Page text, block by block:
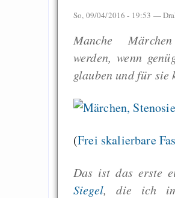
So, 09/04/2016 - 19:53 —
Manche
werden, wenn
glauben und für sie
(Frei skalierbare
Das ist das erste
Siegel, die ich